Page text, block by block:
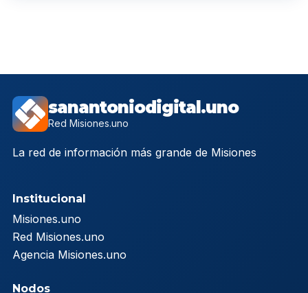
sanantoniodigital.uno
Red Misiones.uno
La red de información más grande de Misiones
Institucional
Misiones.uno
Red Misiones.uno
Agencia Misiones.uno
Nodos